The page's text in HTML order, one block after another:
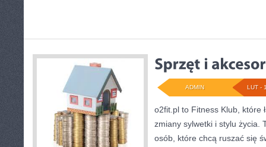
LUT -
ADMIN
o2fit.pl to Fitness Klub, które
zmiany sylwetki i stylu życia.
osób, które chcą ruszać się